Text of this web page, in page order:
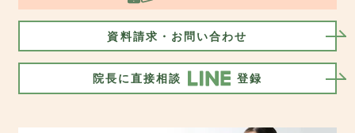
資料請求・お問い合わせ
院長に直接相談 登録